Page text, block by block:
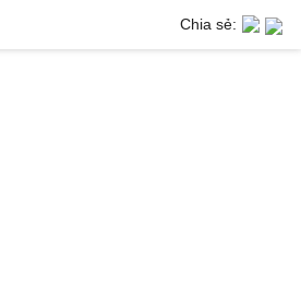
Chia sẻ: